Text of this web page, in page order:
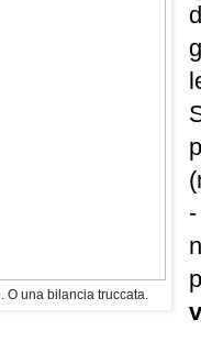
O una bilancia truccata.